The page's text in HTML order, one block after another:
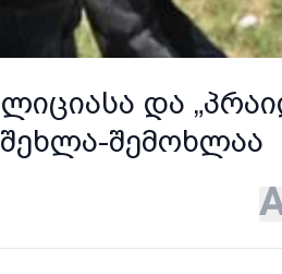
და
შემოხლაა